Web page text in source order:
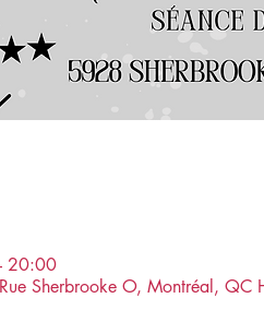
20:00
Sherbrooke O, Montréal, QC